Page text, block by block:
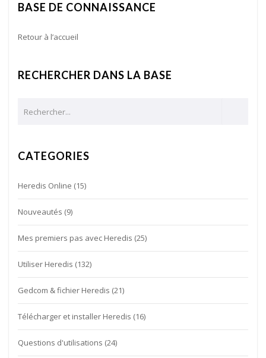
BASE DE CONNAISSANCE
Retour à l’accueil
RECHERCHER DANS LA BASE
CATEGORIES
Heredis Online (15)
Nouveautés (9)
Mes premiers pas avec Heredis (25)
Utiliser Heredis (132)
Gedcom & fichier Heredis (21)
Télécharger et installer Heredis (16)
Questions d'utilisations (24)